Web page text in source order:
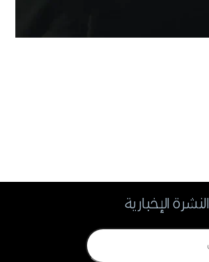
النشرة الإخبارية